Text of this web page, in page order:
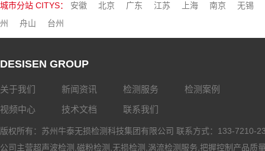
城市分站 CITYS： 安徽 北京 广东 江苏 上海 南京
无锡
州
舟山 台州
DESISEN GROUP
关于我们 新闻资讯 检测服务
检测案例
视频中心
技术文档 联系我们
版权所有：苏州牛泰无损检测科技集团有限公司 联系方式：133-7210-
公司主营超声波检测 磁粉检测 无损检测 涡流检测服务 ,把握控制产品质